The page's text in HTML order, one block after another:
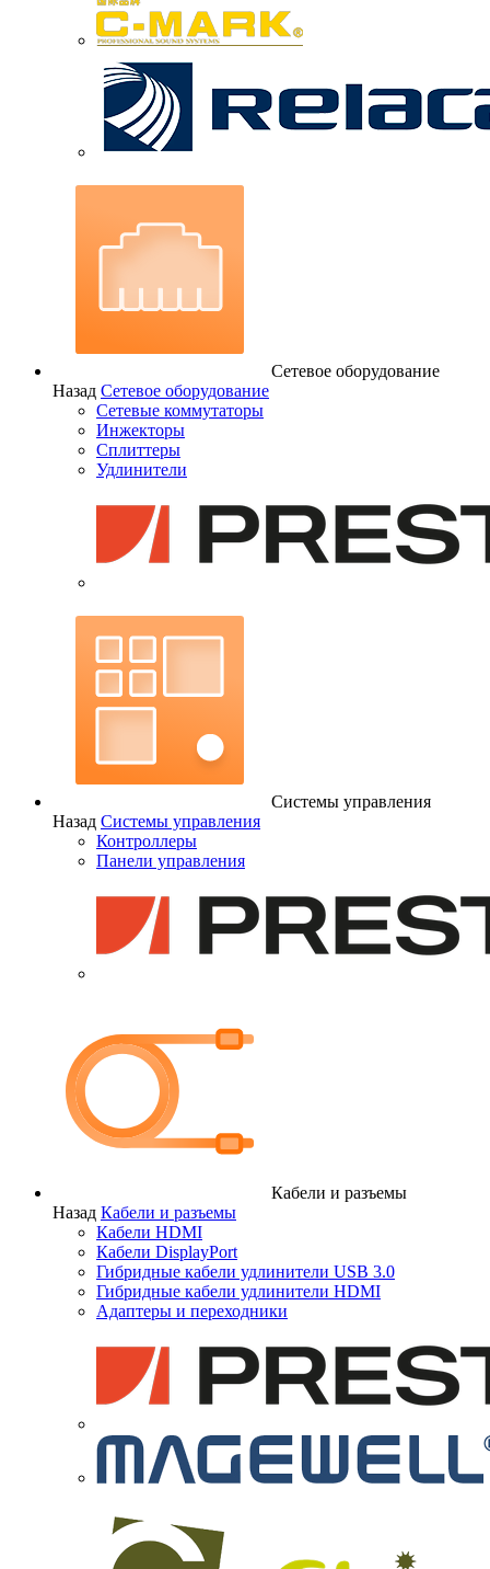
Сетевое оборудование
Назад Сетевое оборудование
Сетевые коммутаторы
Инжекторы
Сплиттеры
Удлинители
Системы управления
Назад Системы управления
Контроллеры
Панели управления
Кабели и разъемы
Назад Кабели и разъемы
Кабели HDMI
Кабели DisplayPort
Гибридные кабели удлинители USB 3.0
Гибридные кабели удлинители HDMI
Адаптеры и переходники